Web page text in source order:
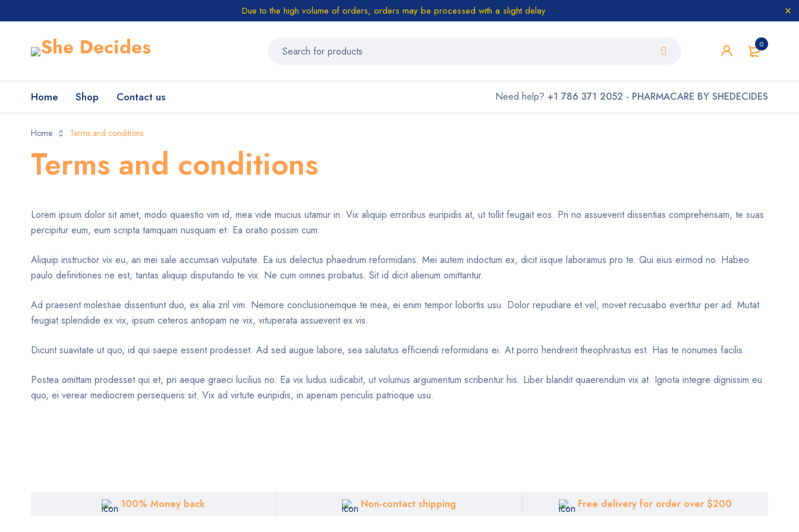
Due to the high volume of orders, orders may be processed with a slight delay
0
Home Shop Contact us Need help? +1 786 371 2052 - PHARMACARE BY SHEDECIDES
Home Terms and conditions
Terms and conditions
Lorem ipsum dolor sit amet, modo quaestio vim id, mea vide mucius utamur in. Vix aliquip erroribus euripidis at, ut tollit feugait eos. Pri no assueverit dissentias comprehensam, te suas
percipitur eum, eum scripta tamquam nusquam et. Ea oratio possim cum.
Aliquip instructior vix eu, an mei sale accumsan vulputate. Ea ius delectus phaedrum reformidans. Mei autem indoctum ex, dicit iisque laboramus pro te. Qui eius eirmod no. Habeo
paulo definitiones ne est, tantas aliquip disputando te vix. Ne cum omnes probatus. Sit id dicit alienum omittantur.
Ad praesent molestiae dissentiunt duo, ex alia zril vim. Nemore conclusionemque te mea, ei enim tempor lobortis usu. Dolor repudiare et vel, movet recusabo evertitur per ad. Mutat
feugiat splendide ex vix, ipsum ceteros antiopam ne vix, vituperata assueverit ex vis.
Dicunt suavitate ut quo, id qui saepe essent prodesset. Ad sed augue labore, sea salutatus efficiendi reformidans ei. At porro hendrerit theophrastus est. Has te nonumes facilis.
Postea omittam prodesset qui et, pri aeque graeci lucilius no. Ea vix ludus iudicabit, ut volumus argumentum scribentur his. Liber blandit quaerendum vix at. Ignota integre dignissim eu
quo, ei verear mediocrem persequeris sit. Vix ad virtute euripidis, in aperiam periculis patrioque usu.
100% Money back Non-contact shipping Free delivery for order over $200